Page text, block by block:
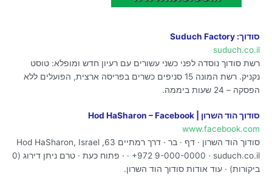
סודוך: Suduch Factory
suduch.co.il
רשת סודוך נוסדה לפני כשני עשורים עם רעיון חדש ומופלא: טוסט
נקניק. רשת המונה 15 סניפים כשרים בפריסה ארצית, הפועלים ללא
הפסקה – 24 שעות ביממה.
סודוך הוד השרון | Hod HaSharon – Facebook
www.facebook.com
סודוך הוד השרון · דף · בר · דרך רמתיים 63, Hod HaSharon, Israel
· +972 9-000-0000 · suduch.co.il · פתוח כעת · טרם ניתן דירוג (0
ביקורות) · עוד אודות סודוך הוד השרון.